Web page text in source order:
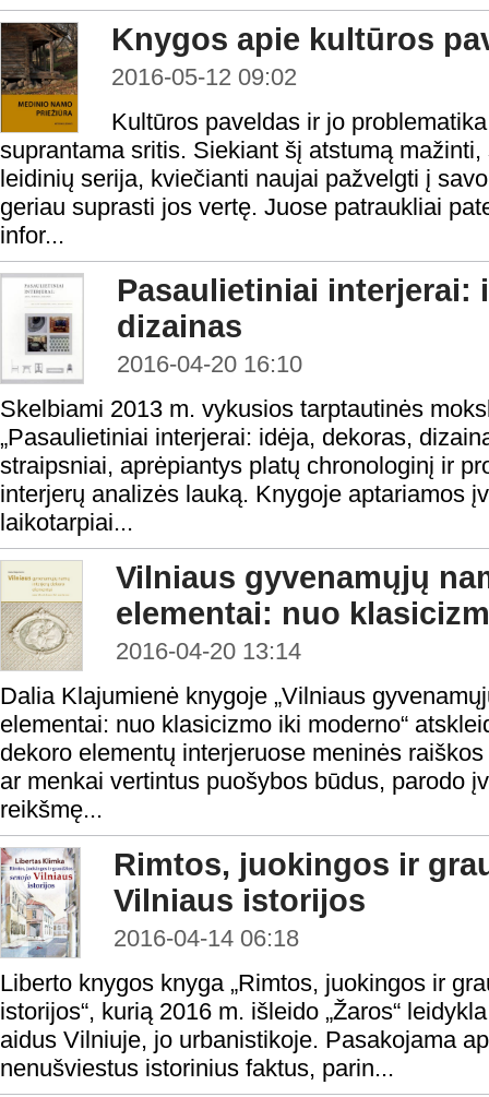
Knygos apie kultūros
2016-05-12 09:02
Kultūros paveldas ir jo
suprantama sritis. Siekiant šį atstumą
leidinių serija, kviečianti naujai pažvelgti į
geriau suprasti jos vertę. Juose patraukliai
infor...
Pasaulietiniai interjerai:
dizainas
2016-04-20 16:10
Skelbiami 2013 m. vykusios tarptautinės
„Pasaulietiniai interjerai: idėja, dekoras,
straipsniai, aprėpiantys platų chronologinį ir
interjerų analizės lauką. Knygoje aptariamos
laikotarpiai...
Vilniaus gyvenamųjų
elementai: nuo
2016-04-20 13:14
Dalia Klajumienė knygoje „Vilniaus
elementai: nuo klasicizmo iki moderno“
dekoro elementų interjeruose meninės
ar menkai vertintus puošybos būdus, parodo
reikšmę...
Rimtos, juokingos ir
Vilniaus istorijos
2016-04-14 06:18
Liberto knygos knyga „Rimtos, juokingos ir
istorijos“, kurią 2016 m. išleido „Žaros“
aidus Vilniuje, jo urbanistikoje. Pasakojama
nenušviestus istorinius faktus, parin...